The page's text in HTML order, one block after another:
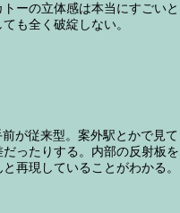
ーの立体感は本当にすごいと
も全く破綻しない。
が従来型。案外駅とかで見て
ったりする。内部の反射板を
再現していることがわかる。